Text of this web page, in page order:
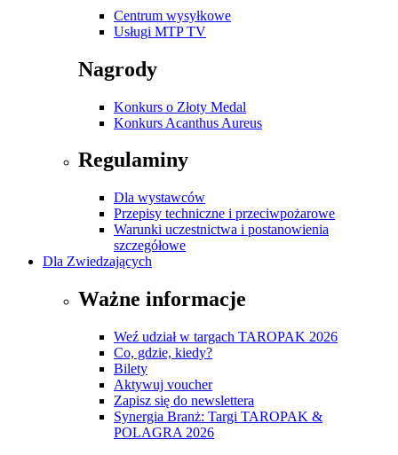
Centrum wysyłkowe
Usługi MTP TV
Nagrody
Konkurs o Złoty Medal
Konkurs Acanthus Aureus
Regulaminy
Dla wystawców
Przepisy techniczne i przeciwpożarowe
Warunki uczestnictwa i postanowienia
szczegółowe
Dla Zwiedzających
Ważne informacje
Weź udział w targach TAROPAK 2026
Co, gdzie, kiedy?
Bilety
Aktywuj voucher
Zapisz się do newslettera
Synergia Branż: Targi TAROPAK &
POLAGRA 2026